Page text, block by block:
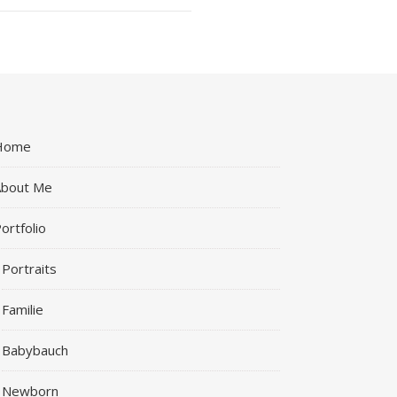
Me
Portraits
Familie
Babybauch
Newborn